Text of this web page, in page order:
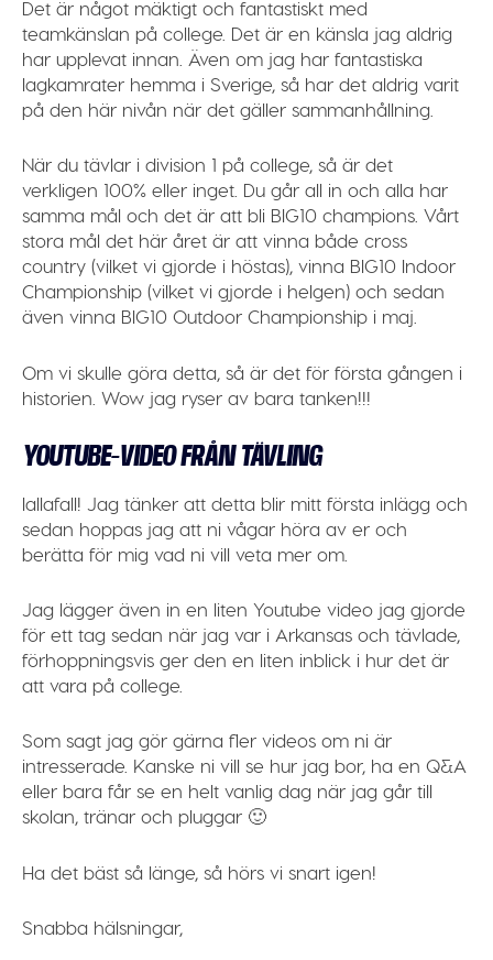
Det är något mäktigt och fantastiskt med
teamkänslan på college. Det är en känsla jag aldrig
har upplevat innan. Även om jag har fantastiska
lagkamrater hemma i Sverige, så har det aldrig varit
på den här nivån när det gäller sammanhållning.
När du tävlar i division 1 på college, så är det
verkligen 100% eller inget. Du går all in och alla har
samma mål och det är att bli BIG10 champions. Vårt
stora mål det här året är att vinna både cross
country (vilket vi gjorde i höstas), vinna BIG10 Indoor
Championship (vilket vi gjorde i helgen) och sedan
även vinna BIG10 Outdoor Championship i maj.
Om vi skulle göra detta, så är det för första gången i
historien. Wow jag ryser av bara tanken!!!
YOUTUBE-VIDEO FRÅN TÄVLING
Iallafall! Jag tänker att detta blir mitt första inlägg och
sedan hoppas jag att ni vågar höra av er och
berätta för mig vad ni vill veta mer om.
Jag lägger även in en liten Youtube video jag gjorde
för ett tag sedan när jag var i Arkansas och tävlade,
förhoppningsvis ger den en liten inblick i hur det är
att vara på college.
Som sagt jag gör gärna fler videos om ni är
intresserade. Kanske ni vill se hur jag bor, ha en Q&A
eller bara får se en helt vanlig dag när jag går till
skolan, tränar och pluggar 🙂
Ha det bäst så länge, så hörs vi snart igen!
Snabba hälsningar,